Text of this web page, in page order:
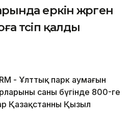
еркін жүрген
түсіп қалды
- Ұлттық парк аумағын
саны бүгінде 800-ге
Қазақстанның Қызыл